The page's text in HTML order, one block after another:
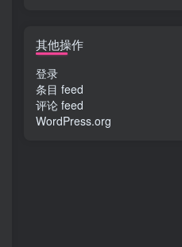
其他操作
登录
条目 feed
评论 feed
WordPress.org